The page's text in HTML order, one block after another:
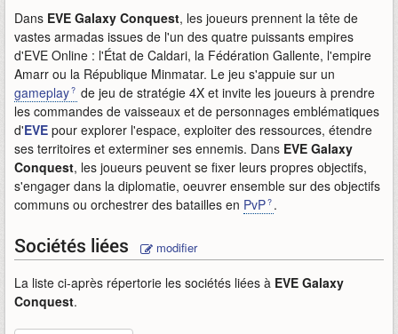
Dans EVE Galaxy Conquest, les joueurs prennent la tête de
vastes armadas issues de l'un des quatre puissants empires
d'EVE Online : l'État de Caldari, la Fédération Gallente, l'empire
Amarr ou la République Minmatar. Le jeu s'appuie sur un
gameplay
de jeu de stratégie 4X et invite les joueurs à prendre
les commandes de vaisseaux et de personnages emblématiques
d'EVE pour explorer l'espace, exploiter des ressources, étendre
ses territoires et exterminer ses ennemis. Dans EVE Galaxy
Conquest, les joueurs peuvent se fixer leurs propres objectifs,
s'engager dans la diplomatie, oeuvrer ensemble sur des objectifs
communs ou orchestrer des batailles en PvP .
Sociétés liées modifier
La liste ci-après répertorie les sociétés liées à EVE Galaxy
Conquest.